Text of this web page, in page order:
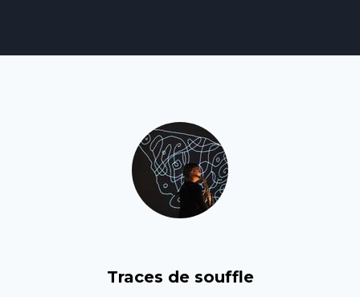
tel facebook
Traces de souffle